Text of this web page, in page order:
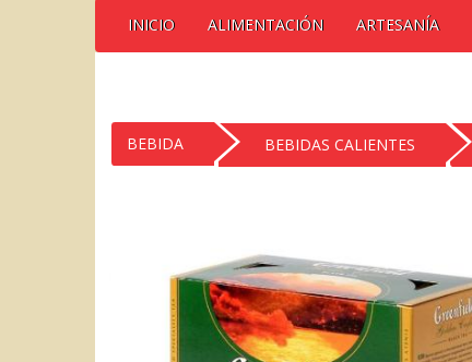
INICIO ALIMENTACIÓN ARTESANÍA
BEBIDA BEBIDAS CALIENTES